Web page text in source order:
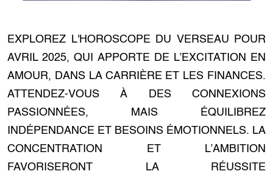
EXPLOREZ L'HOROSCOPE DU VERSEAU POUR
AVRIL 2025, QUI APPORTE DE L’EXCITATION EN
AMOUR, DANS LA CARRIÈRE ET LES FINANCES.
ATTENDEZ-VOUS À DES CONNEXIONS
PASSIONNÉES, MAIS ÉQUILIBREZ
INDÉPENDANCE ET BESOINS ÉMOTIONNELS. LA
CONCENTRATION ET L’AMBITION
FAVORISERONT LA RÉUSSITE